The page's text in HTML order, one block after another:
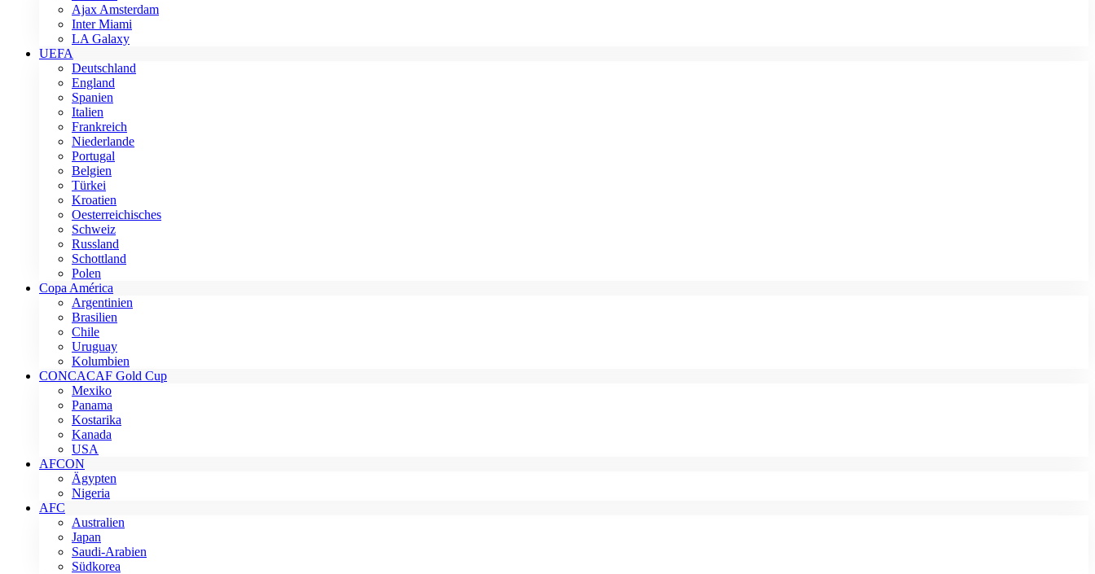
Ajax Amsterdam
Inter Miami
LA Galaxy
UEFA
Deutschland
England
Spanien
Italien
Frankreich
Niederlande
Portugal
Belgien
Türkei
Kroatien
Oesterreichisches
Schweiz
Russland
Schottland
Polen
Copa América
Argentinien
Brasilien
Chile
Uruguay
Kolumbien
CONCACAF Gold Cup
Mexiko
Panama
Kostarika
Kanada
USA
AFCON
Ägypten
Nigeria
AFC
Australien
Japan
Saudi-Arabien
Südkorea